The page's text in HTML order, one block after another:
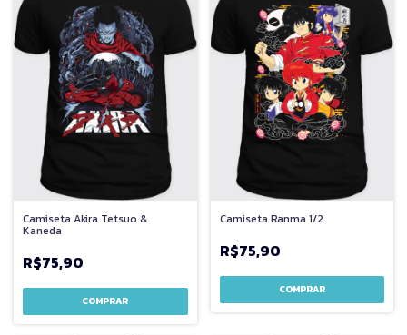
Camiseta Akira Tetsuo &
Kaneda
R$75,90
COMPRAR
Camiseta Ranma 1/2
R$75,90
COMPRAR